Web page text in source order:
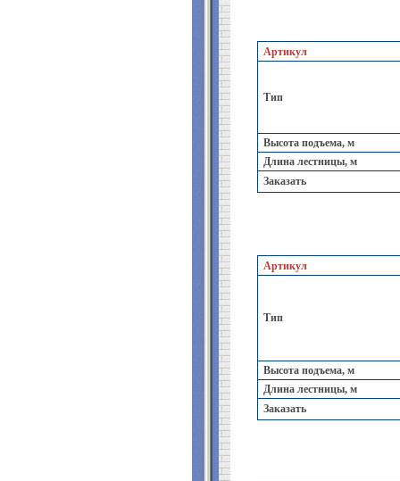
Артикул
Тип
Высота подъема, м
Длина лестницы, м
Заказать
Артикул
Тип
Высота подъема, м
Длина лестницы, м
Заказать